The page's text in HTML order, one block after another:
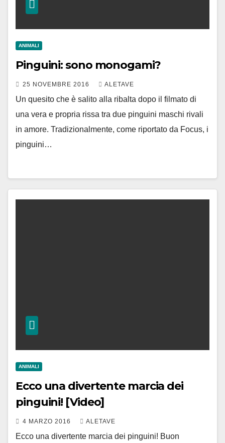
ANIMALI
Pinguini: sono monogami?
25 NOVEMBRE 2016 ALETAVE
Un quesito che è salito alla ribalta dopo il filmato di
una vera e propria rissa tra due pinguini maschi rivali
in amore. Tradizionalmente, come riportato da Focus, i
pinguini…
ANIMALI
Ecco una divertente marcia dei
pinguini! [Video]
4 MARZO 2016 ALETAVE
Ecco una divertente marcia dei pinguini! Buon